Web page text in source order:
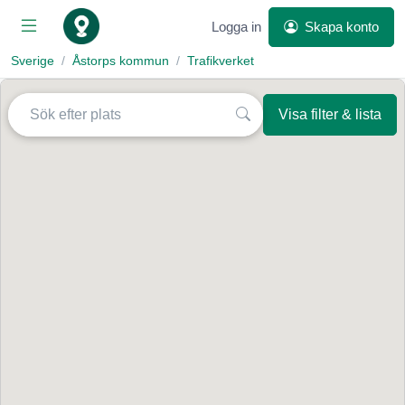
Logga in Skapa konto
Sverige Åstorps kommun Trafikverket
Visa filter & lista